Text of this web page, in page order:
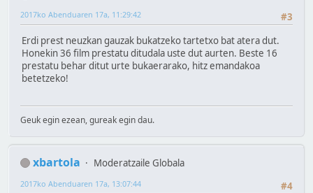
#3
2017ko Abenduaren 17a, 11:29:42
Erdi prest neuzkan gauzak bukatzeko tartetxo bat atera dut.
Honekin 36 film prestatu ditudala uste dut aurten. Beste 16
prestatu behar ditut urte bukaerarako, hitz emandakoa
betetzeko!
Geuk egin ezean, gureak egin dau.
xbartola
Moderatzaile Globala
#4
2017ko Abenduaren 17a, 13:07:44